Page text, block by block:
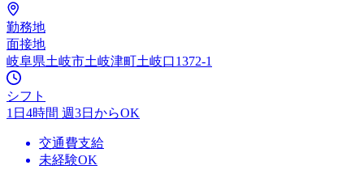
勤務地
面接地
岐阜県土岐市土岐津町土岐口1372-1
シフト
1日4時間 週3日からOK
交通費支給
未経験OK